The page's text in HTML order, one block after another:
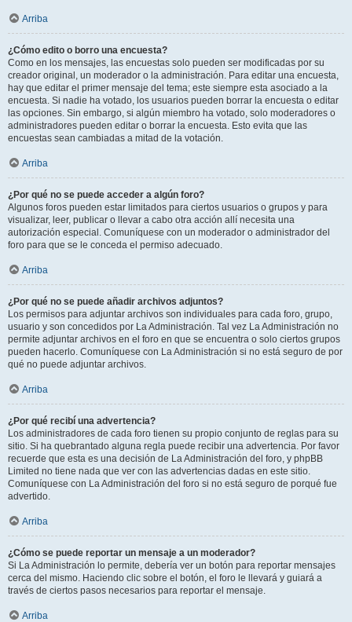
Arriba
¿Cómo edito o borro una encuesta?
Como en los mensajes, las encuestas solo pueden ser modificadas por su
creador original, un moderador o la administración. Para editar una encuesta,
hay que editar el primer mensaje del tema; este siempre esta asociado a la
encuesta. Si nadie ha votado, los usuarios pueden borrar la encuesta o editar
las opciones. Sin embargo, si algún miembro ha votado, solo moderadores o
administradores pueden editar o borrar la encuesta. Esto evita que las
encuestas sean cambiadas a mitad de la votación.
Arriba
¿Por qué no se puede acceder a algún foro?
Algunos foros pueden estar limitados para ciertos usuarios o grupos y para
visualizar, leer, publicar o llevar a cabo otra acción allí necesita una
autorización especial. Comuníquese con un moderador o administrador del
foro para que se le conceda el permiso adecuado.
Arriba
¿Por qué no se puede añadir archivos adjuntos?
Los permisos para adjuntar archivos son individuales para cada foro, grupo,
usuario y son concedidos por La Administración. Tal vez La Administración no
permite adjuntar archivos en el foro en que se encuentra o solo ciertos grupos
pueden hacerlo. Comuníquese con La Administración si no está seguro de por
qué no puede adjuntar archivos.
Arriba
¿Por qué recibí una advertencia?
Los administradores de cada foro tienen su propio conjunto de reglas para su
sitio. Si ha quebrantado alguna regla puede recibir una advertencia. Por favor
recuerde que esta es una decisión de La Administración del foro, y phpBB
Limited no tiene nada que ver con las advertencias dadas en este sitio.
Comuníquese con La Administración del foro si no está seguro de porqué fue
advertido.
Arriba
¿Cómo se puede reportar un mensaje a un moderador?
Si La Administración lo permite, debería ver un botón para reportar mensajes
cerca del mismo. Haciendo clic sobre el botón, el foro le llevará y guiará a
través de ciertos pasos necesarios para reportar el mensaje.
Arriba